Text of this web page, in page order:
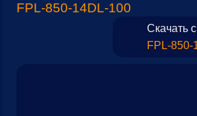
FPL-850-14DL-100
Скачать
FPL-850-